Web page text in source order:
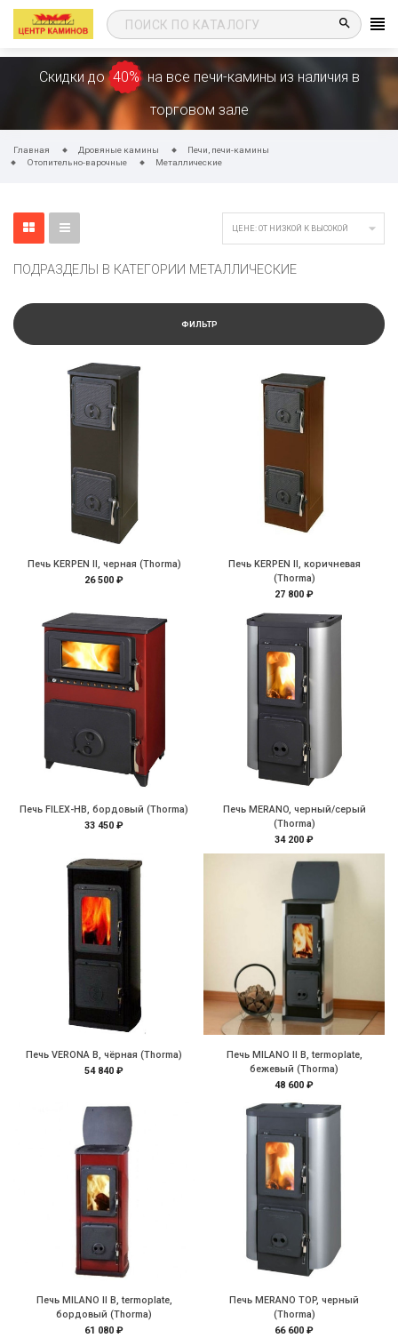
search
Скидки до 40% на все печи-камины из наличия в
торговом зале
Главная Дровяные камины
Печи, печи-камины
Отопительно-варочные
Металлические
ЦЕНЕ: ОТ НИЗКОЙ К ВЫСОКОЙ 
ПОДРАЗДЕЛЫ В КАТЕГОРИИ МЕТАЛЛИЧЕСКИЕ
ФИЛЬТР
Печь KERPEN II, черная (Thorma)
26 500 ₽
Печь KERPEN II, коричневая
(Thorma)
27 800 ₽
Печь FILEX-HB, бордовый (Thorma)
33 450 ₽
Печь MERANO, черный/серый
(Thorma)
34 200 ₽
Печь VERONA B, чёрная (Thorma)
54 840 ₽
Печь MILANO II B, termoplate,
бежевый (Thorma)
48 600 ₽
Печь MILANO II B, termoplate,
бордовый (Thorma)
61 080 ₽
Печь MERANO TOP, черный
(Thorma)
66 600 ₽